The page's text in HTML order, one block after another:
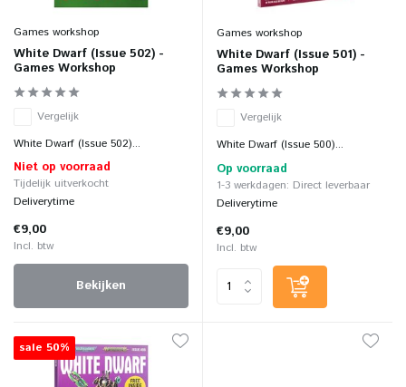
Games workshop
White Dwarf (Issue 502) -
Games Workshop
Vergelijk
White Dwarf (Issue 502)...
Niet op voorraad
Tijdelijk uitverkocht
Deliverytime
€9,00
Incl. btw
Bekijken
Games workshop
White Dwarf (Issue 501) -
Games Workshop
Vergelijk
White Dwarf (Issue 500)...
Op voorraad
1-3 werkdagen: Direct leverbaar
Deliverytime
€9,00
Incl. btw
sale 50%